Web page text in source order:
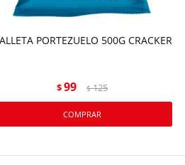
PORTEZUELO 500G CRACKER
$99 $ 125